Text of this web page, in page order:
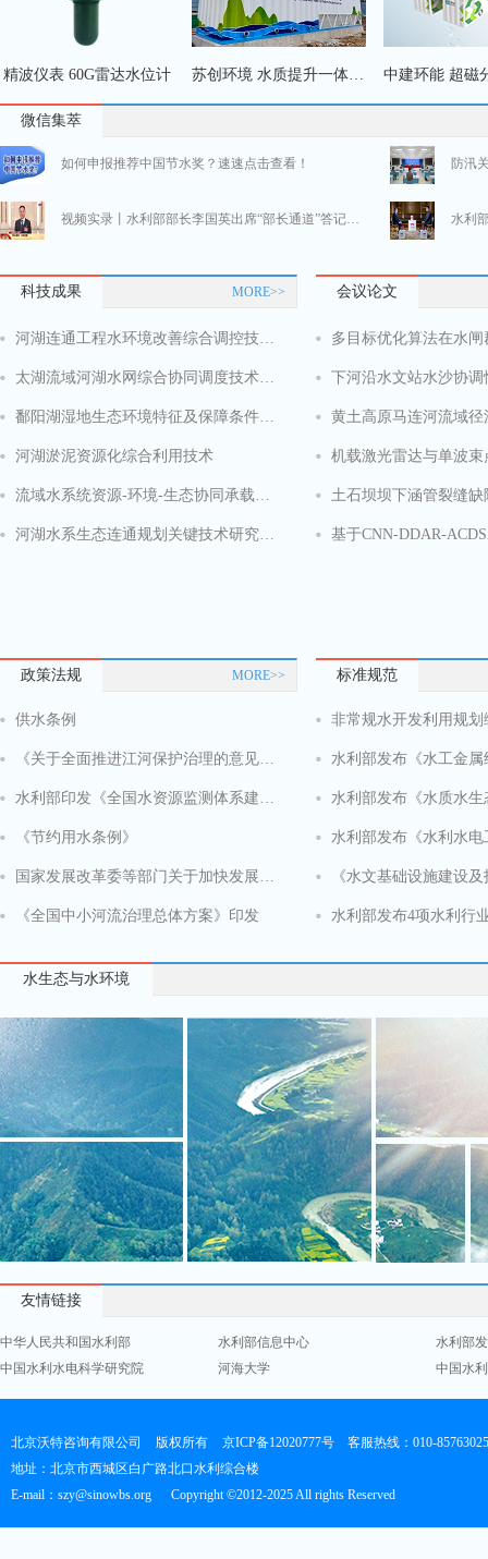
精波仪表 60G雷达水位计 苏创环境 水质提升一体化装备
微信集萃
看！政府工作报告中的水利看点 未来
如何申报推荐中国节水奖？速速点击查看！ 防汛
视频实录丨水利部部长李国英出席“部长通道”答记者问
实录 | 国新办举行“中国经济高质量发展成效”系列新闻发布会介绍“推动水利高质量发展、保障我国水安全”有关情况 2024
看！政府工作报告中的水利看点 未来
如何申报推荐中国节水奖？速速点击查看！ 防汛
科技成果 MORE>>
河湖连通工程水环境改善综合调控技术研究
太湖流域河湖水网综合协同调度技术体系与应用
鄱阳湖湿地生态环境特征及保障条件研究
河湖淤泥资源化综合利用技术
流域水系统资源-环境-生态协同承载力测度方法与提升技术
河湖水系生态连通规划关键技术研究与示范
会议论文
下河沿水文站水沙协调
政策法规 MORE>>
供水条例
《关于全面推进江河保护治理的意见》印发
水利部印发《全国水资源监测体系建设总体工作方案（2024—2027年）》
《节约用水条例》
国家发展改革委等部门关于加快发展节水产业的指导意见
《全国中小河流治理总体方案》印发
标准规范
非常规水开发利用规
《水文基础设施建设
水利部发布4项水利行
水生态与水环境
友情链接
中华人民共和国水利部 水利部信息中心
水利部
中国水利水电科学研究院
河海大学 中国水
北京沃特咨询有限公司 版权所有 京ICP备12020777号 客服热线：010-85763025
地址：北京市西城区白广路北口水利综合楼
E-mail：szy@sinowbs.org
Copyright ©2012-2025 All rights Reserved